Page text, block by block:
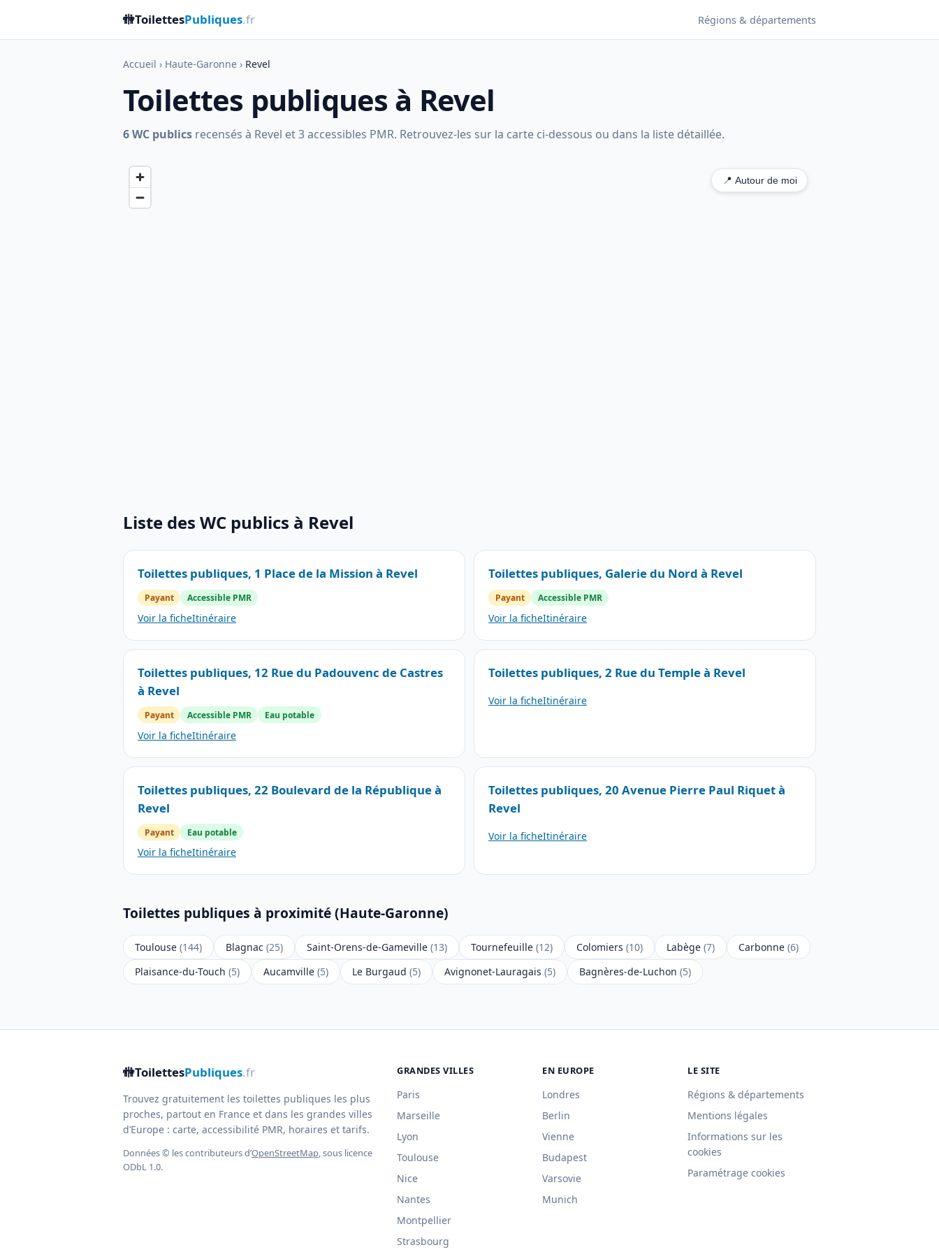
🚻ToilettesPubliques.fr Régions & départements
Accueil › Haute-Garonne › Revel
Toilettes publiques à Revel
6 WC publics recensés à Revel et 3 accessibles PMR. Retrouvez-les sur la carte ci-dessous ou dans la liste détaillée.
📍 Autour de moi
Liste des WC publics à Revel
Toilettes publiques, 1 Place de la Mission à Revel
Payant Accessible PMR
Voir la ficheItinéraire
Toilettes publiques, Galerie du Nord à Revel
Payant Accessible PMR
Voir la ficheItinéraire
Toilettes publiques, 12 Rue du Padouvenc de Castres
à Revel
Payant Accessible PMR Eau potable
Voir la ficheItinéraire
Toilettes publiques, 2 Rue du Temple à Revel
Voir la ficheItinéraire
Toilettes publiques, 22 Boulevard de la République à
Revel
Payant Eau potable
Voir la ficheItinéraire
Toilettes publiques, 20 Avenue Pierre Paul Riquet à
Revel
Voir la ficheItinéraire
Toilettes publiques à proximité (Haute-Garonne)
Toulouse (144) Blagnac (25) Saint-Orens-de-Gameville (13) Tournefeuille (12) Colomiers (10) Labège (7) Carbonne (6)
Plaisance-du-Touch (5) Aucamville (5) Le Burgaud (5) Avignonet-Lauragais (5) Bagnères-de-Luchon (5)
🚻ToilettesPubliques.fr
Trouvez gratuitement les toilettes publiques les plus
proches, partout en France et dans les grandes villes
d’Europe : carte, accessibilité PMR, horaires et tarifs.
Données © les contributeurs d’OpenStreetMap, sous licence
ODbL 1.0.
GRANDES VILLES
Paris
Marseille
Lyon
Toulouse
Nice
Nantes
Montpellier
Strasbourg
EN EUROPE
Londres
Berlin
Vienne
Budapest
Varsovie
Munich
LE SITE
Régions & départements
Mentions légales
Informations sur les
cookies
Paramétrage cookies